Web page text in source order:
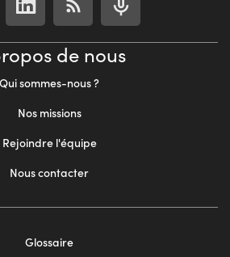
de nous
Qui sommes-nous ?
Nos missions
Rejoindre l'équipe
Nous contacter
Glossaire